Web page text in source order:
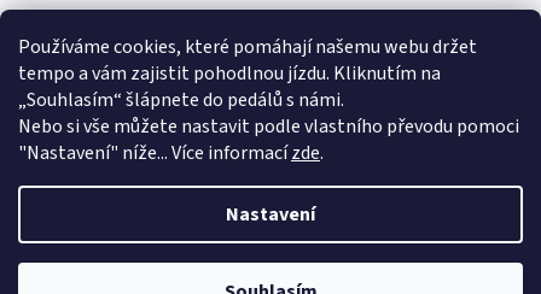
Používáme cookies, které pomáhají našemu webu držet
tempo a vám zajistit pohodlnou jízdu. Kliknutím na
„Souhlasím“ šlápnete do pedálů s námi.
Nebo si vše můžete nastavit podle vlastního převodu pomoci
"Nastavení" níže... Více informacízde.
Nastavení
Od 1.4. máme na kamenné prodejně ve Valašském Meziříčí letní
zkrácenou otevírací dobu ve všední dny do 17 hodin a v sobotu máme